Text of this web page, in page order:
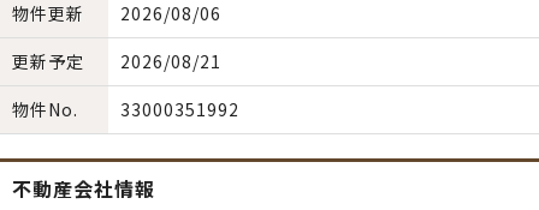
物件更新
2026/08/06
更新予定
2026/08/21
物件No.
33000351992
不動産会社情報